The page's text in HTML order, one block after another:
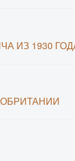
ИЗ 1930